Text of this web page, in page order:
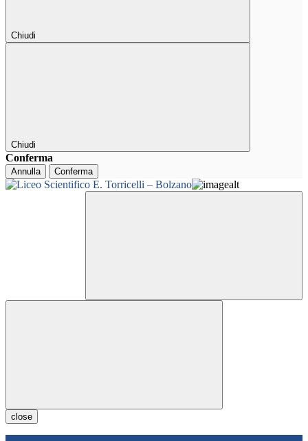
Chiudi
Chiudi
Conferma
Annulla Conferma
close